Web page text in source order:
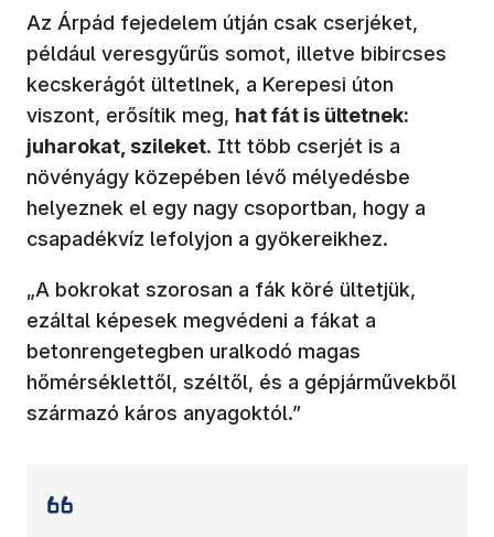
Az Árpád fejedelem útján csak cserjéket,
például veresgyűrűs somot, illetve bibircses
kecskerágót ültetlnek, a Kerepesi úton
viszont, erősítik meg, hat fát is ültetnek:
juharokat, szileket. Itt több cserjét is a
növényágy közepében lévő mélyedésbe
helyeznek el egy nagy csoportban, hogy a
csapadékvíz lefolyjon a gyökereikhez.
„A bokrokat szorosan a fák köré ültetjük,
ezáltal képesek megvédeni a fákat a
betonrengetegben uralkodó magas
hőmérséklettől, széltől, és a gépjárművekből
származó káros anyagoktól.”